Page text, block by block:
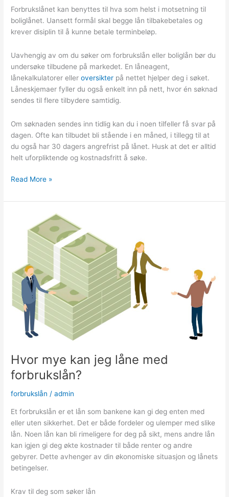
Forbrukslånet kan benyttes til hva som helst i motsetning til
boliglånet. Uansett formål skal begge lån tilbakebetales og
krever disiplin til å kunne betale terminbeløp.
Uavhengig av om du søker om forbrukslån eller boliglån bør du
undersøke tilbudene på markedet. En låneagent,
lånekalkulatorer elleroversikter på nettet hjelper deg i søket.
Låneskjemaer fyller du også enkelt inn på nett, hvor én søknad
sendes til flere tilbydere samtidig.
Om søknaden sendes inn tidlig kan du i noen tilfeller få svar på
dagen. Ofte kan tilbudet bli stående i en måned, i tillegg til at
du også har 30 dagers angrefrist på lånet. Husk at det er alltid
helt uforpliktende og kostnadsfritt å søke.
Forbrukslån
boliglån?
Read More »
Hvor mye kan jeg låne med
forbrukslån?
forbrukslån /admin
Et forbrukslån er et lån som bankene kan gi deg enten med
eller uten sikkerhet. Det er både fordeler og ulemper med slike
lån. Noen lån kan bli rimeligere for deg på sikt, mens andre lån
kan igjen gi deg økte kostnader til både renter og andre
gebyrer. Dette avhenger av din økonomiske situasjon og lånets
betingelser.
Krav til deg som søker lån